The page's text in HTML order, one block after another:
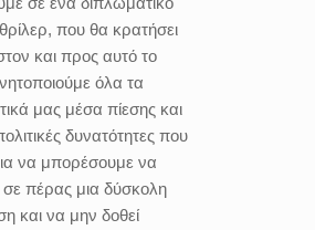
θρίλερ, που θα κρατήσει
και προς αυτό το
όλα τα
μας μέσα πίεσης και
δυνατότητες που
να μπορέσουμε να
πέρας μια δύσκολη
και να μην δοθεί